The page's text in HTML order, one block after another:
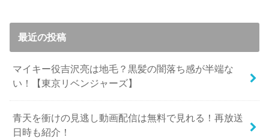
最近の投稿
マイキー役吉沢亮は地毛？黒髪の闇落ち感が半端な
い！【東京リベンジャーズ】
青天を衝けの見逃し動画配信は無料で見れる！再放送
日時も紹介！